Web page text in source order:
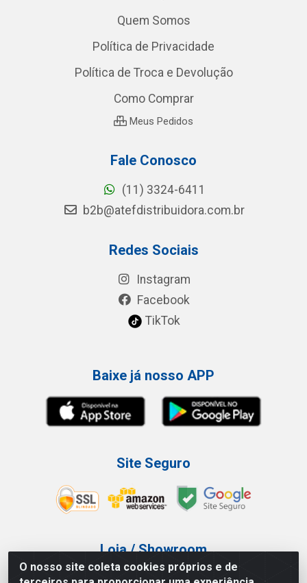
O nosso site coleta cookies próprios e de
Quem Somos
Política de Privacidade
Política de Troca e Devolução
Como Comprar
Meus Pedidos
Fale Conosco
(11) 3324-6411
b2b@atefdistribuidora.com.br
Redes Sociais
Instagram
Facebook
TikTok
Baixe já nosso APP
Site Seguro
Loja / Showroom
Tel.: (11) 3227-0546